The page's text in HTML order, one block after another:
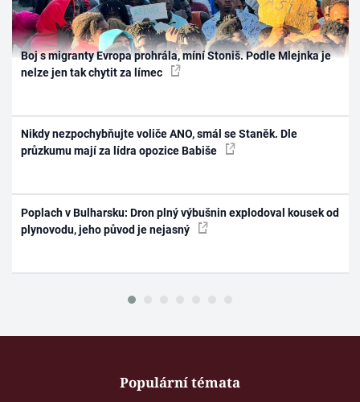
Boj s migranty Evropa prohrála, míní Stoniš. Podle Mlejnka je
nelze jen tak chytit za límec
Nikdy nezpochybňujte voliče ANO, smál se Staněk. Dle
průzkumu mají za lídra opozice Babiše
Poplach v Bulharsku: Dron plný výbušnin explodoval kousek od
plynovodu, jeho původ je nejasný
Populární témata